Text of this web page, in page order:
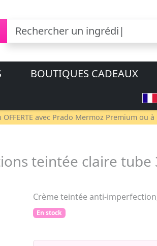
BOUTIQUES CADEAUX
avec Prado Mermoz Premium ou à
teintée claire tube
Crème teintée anti-
En stock